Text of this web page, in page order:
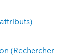
(Rechercher